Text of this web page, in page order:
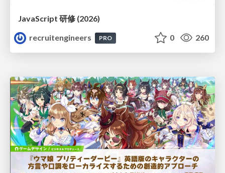
JavaScript 研修 (2026)
recruitengineers
PRO 0 260